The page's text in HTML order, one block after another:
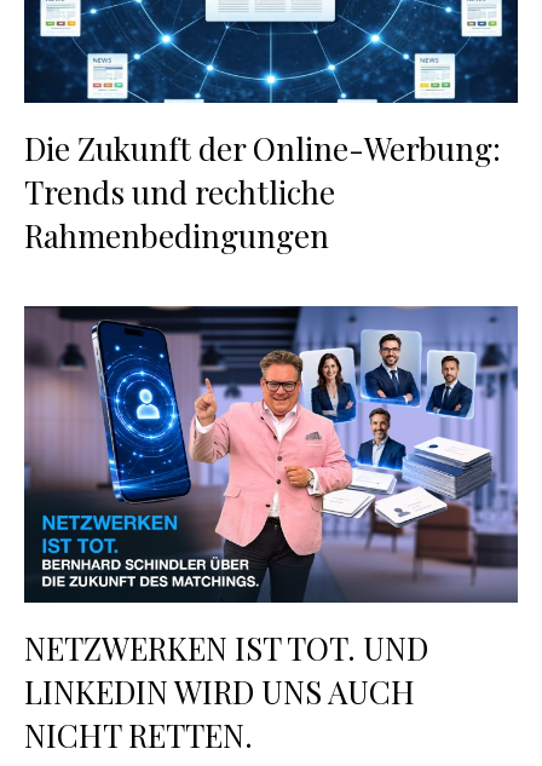
Die Zukunft der Online-Werbung:
Trends und rechtliche
Rahmenbedingungen
NETZWERKEN IST TOT. UND
LINKEDIN WIRD UNS AUCH
NICHT RETTEN.